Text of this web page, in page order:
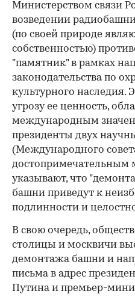
Министерством связи
возведении
(по своей природе
собственностью)
"памятник" в рамках
законодательства по
культурного наследия.
угрозу ее ценность,
международным
президенты двух
(Международного
достопримечательным
указывают, что
башни приведут к
подлинности и
В свою очередь,
столицы и москвичи
демонтажа башни и
письма в адрес
Путина и премьер-